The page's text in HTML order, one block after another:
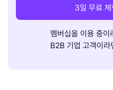
3일 무료 체
멤버십을 이용 중이
B2B 기업 고객이라